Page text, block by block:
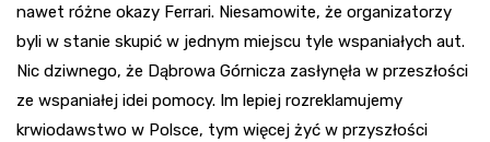
nawet różne okazy Ferrari. Niesamowite, że organizatorzy
byli w stanie skupić w jednym miejscu tyle wspaniałych aut.
Nic dziwnego, że Dąbrowa Górnicza zasłynęła w przeszłości
ze wspaniałej idei pomocy. Im lepiej rozreklamujemy
krwiodawstwo w Polsce, tym więcej żyć w przyszłości